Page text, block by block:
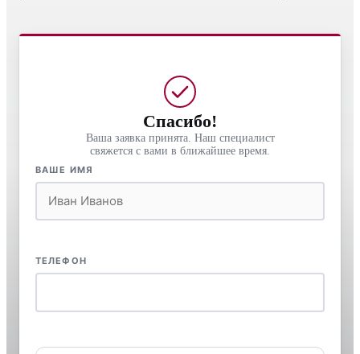
Спасибо!
Ваша заявка принята. Наш специалист
свяжется с вами в ближайшее время.
ВАШЕ ИМЯ
ТЕЛЕФОН